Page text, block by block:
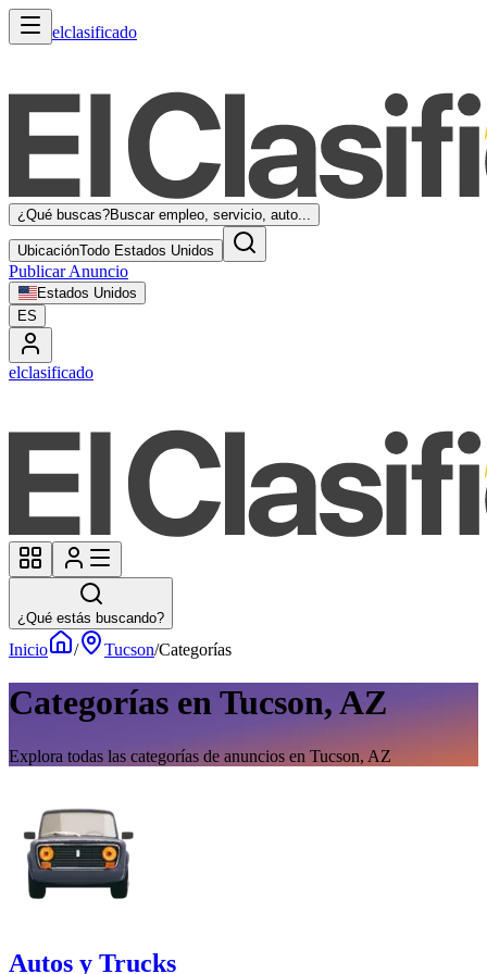
elclasificado
¿Qué buscas?Buscar empleo, servicio, auto...
UbicaciónTodo Estados Unidos
Publicar Anuncio
Estados Unidos
ES
elclasificado
¿Qué estás buscando?
Inicio / Tucson/Categorías
Categorías en Tucson, AZ
Explora todas las categorías de anuncios en Tucson, AZ
Autos y Trucks